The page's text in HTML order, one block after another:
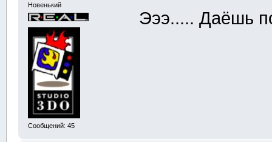
Новенький
Сообщений: 45
Эээ..... Даёшь